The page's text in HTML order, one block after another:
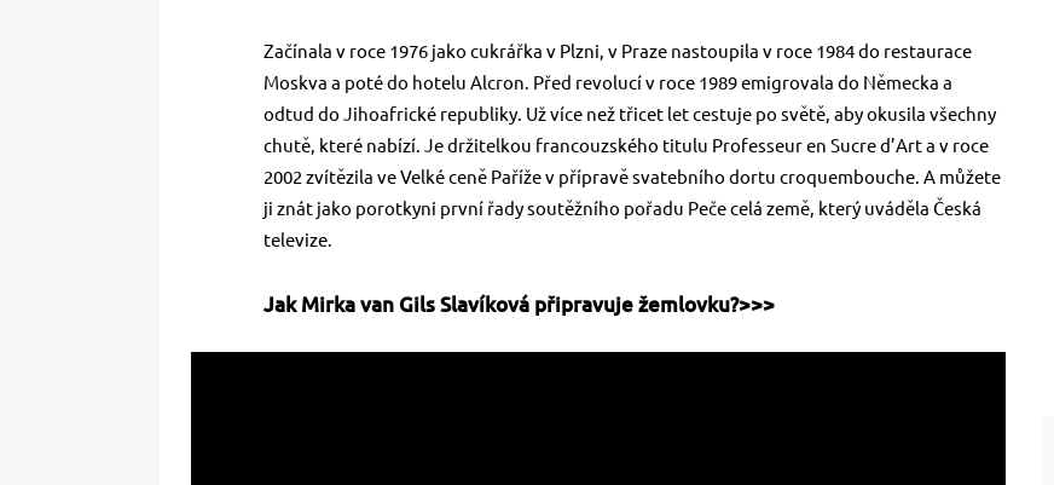
Začínala v roce 1976 jako cukrářka v Plzni, v Praze nastoupila v roce 1984 do restaurace
Moskva a poté do hotelu Alcron. Před revolucí v roce 1989 emigrovala do Německa a
odtud do Jihoafrické republiky. Už více než třicet let cestuje po světě, aby okusila všechny
chutě, které nabízí. Je držitelkou francouzského titulu Professeur en Sucre d’Art a v roce
2002 zvítězila ve Velké ceně Paříže v přípravě svatebního dortu croquembouche. A můžete
ji znát jako porotkyni první řady soutěžního pořadu Peče celá země, který uváděla Česká
televize.
Jak Mirka van Gils Slavíková připravuje žemlovku?>>>